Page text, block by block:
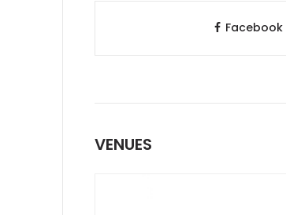
Facebook
VENUES